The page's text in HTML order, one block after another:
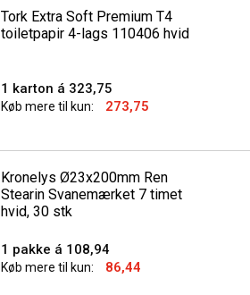
Tork Extra Soft Premium T4
toiletpapir 4-lags 110406 hvid
1 karton á 323,75
Køb mere til kun: 273,75
Kronelys Ø23x200mm Ren
Stearin Svanemærket 7 timet
hvid, 30 stk
1 pakke á 108,94
Køb mere til kun: 86,44